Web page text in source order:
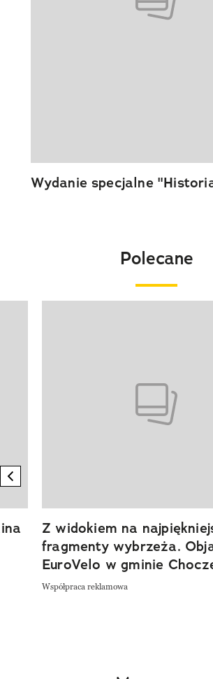
Wydanie specjalne
Polecane
previous element
Z widokiem na
fragmenty wybrzeża.
EuroVelo w gminie
Współpraca reklamowa